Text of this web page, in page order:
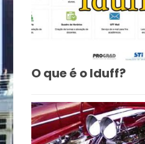
O que é o Iduff?